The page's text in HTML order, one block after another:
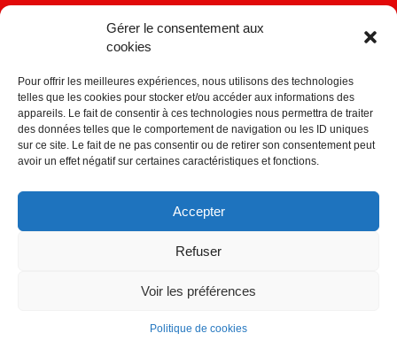
Gérer le consentement aux
cookies
Pour offrir les meilleures expériences, nous utilisons des technologies
telles que les cookies pour stocker et/ou accéder aux informations des
appareils. Le fait de consentir à ces technologies nous permettra de traiter
des données telles que le comportement de navigation ou les ID uniques
sur ce site. Le fait de ne pas consentir ou de retirer son consentement peut
avoir un effet négatif sur certaines caractéristiques et fonctions.
Accepter
Refuser
Voir les préférences
Politique de cookies
ACTUALITES
Economie 2091
1840
Société
Sport 859
© © Copyright 2014 - CDJ Médias - tous droits reservés